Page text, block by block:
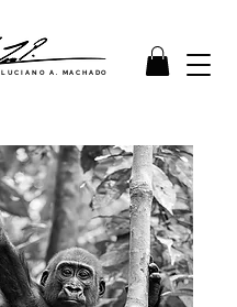
LUCIANO A. MACHADO